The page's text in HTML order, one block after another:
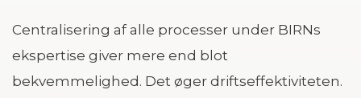
Centralisering af alle processer under BIRNs
ekspertise giver mere end blot
bekvemmelighed. Det øger driftseffektiviteten.